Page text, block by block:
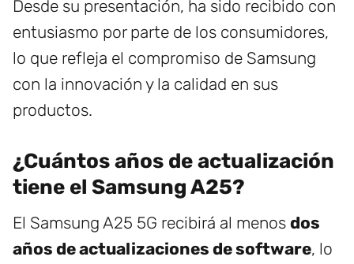
Desde su presentación, ha sido recibido con
entusiasmo por parte de los consumidores,
lo que refleja el compromiso de Samsung
con la innovación y la calidad en sus
productos.
¿Cuántos años de actualización
tiene el Samsung A25?
El Samsung A25 5G recibirá al menos dos
años de actualizaciones de software, lo